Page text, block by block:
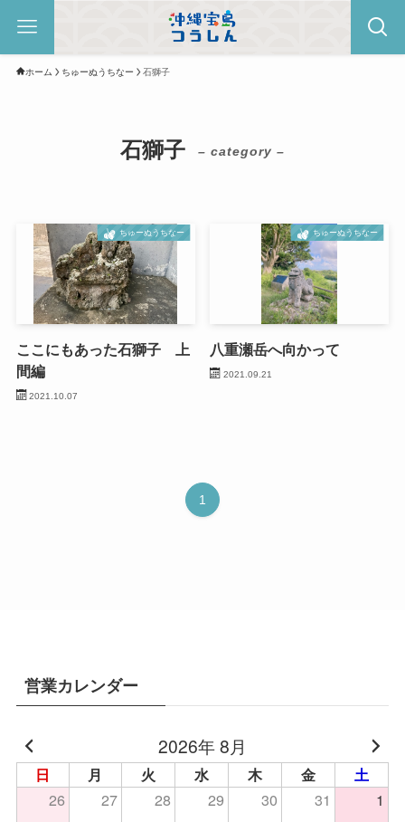
ホーム ちゅーぬうちなー 石獅子
石獅子 – category –
ちゅーぬうちなー
ここにもあった石獅子 上
間編
2021.10.07
ちゅーぬうちなー
八重瀬岳へ向かって
2021.09.21
1
営業カレンダー
2026年 8月
日 月 火 水 木 金 土
26 27 28 29 30 31
1